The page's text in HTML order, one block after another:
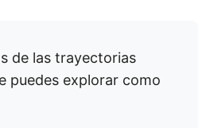
de las trayectorias
puedes explorar como